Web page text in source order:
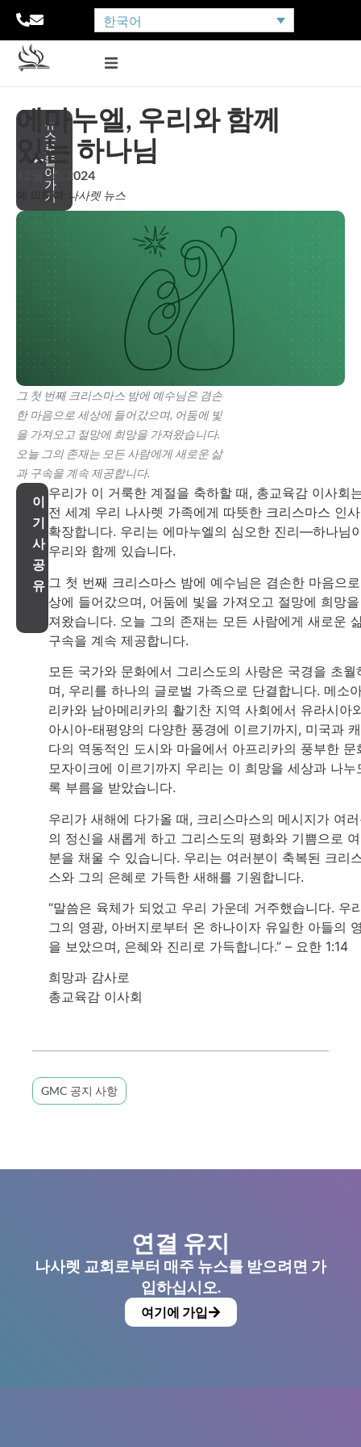
한국어
뉴
스
로
돌
아
가
기
에마누엘, 우리와 함께
있는 하나님
12월 20, 2024
에 의하여: 나사렛 뉴스
그 첫 번째 크리스마스 밤에 예수님은 겸손
한 마음으로 세상에 들어갔으며, 어둠에 빛
을 가져오고 절망에 희망을 가져왔습니다.
오늘 그의 존재는 모든 사람에게 새로운 삶
과 구속을 계속 제공합니다.
이
기
사
공
유
우리가 이 거룩한 계절을 축하할 때, 총교육감 이사회
전 세계 우리 나사렛 가족에게 따뜻한 크리스마스 인
확장합니다. 우리는 에마누엘의 심오한 진리—하나님
우리와 함께 있습니다.
그 첫 번째 크리스마스 밤에 예수님은 겸손한 마음으
상에 들어갔으며, 어둠에 빛을 가져오고 절망에 희망
져왔습니다. 오늘 그의 존재는 모든 사람에게 새로운
구속을 계속 제공합니다.
모든 국가와 문화에서 그리스도의 사랑은 국경을 초월
며, 우리를 하나의 글로벌 가족으로 단결합니다. 메소
리카와 남아메리카의 활기찬 지역 사회에서 유라시아
아시아-태평양의 다양한 풍경에 이르기까지, 미국과
다의 역동적인 도시와 마을에서 아프리카의 풍부한 문
모자이크에 이르기까지 우리는 이 희망을 세상과 나누
록 부름을 받았습니다.
우리가 새해에 다가올 때, 크리스마스의 메시지가 여
의 정신을 새롭게 하고 그리스도의 평화와 기쁨으로
분을 채울 수 있습니다. 우리는 여러분이 축복된 크리
스와 그의 은혜로 가득한 새해를 기원합니다.
“말씀은 육체가 되었고 우리 가운데 거주했습니다. 우
그의 영광, 아버지로부터 온 하나이자 유일한 아들의
을 보았으며, 은혜와 진리로 가득합니다.” – 요한 1:14
희망과 감사로
총교육감 이사회
GMC 공지 사항
연결 유지
나사렛 교회로부터 매주 뉴스를 받으려면 가
입하십시오.
여기에 가입